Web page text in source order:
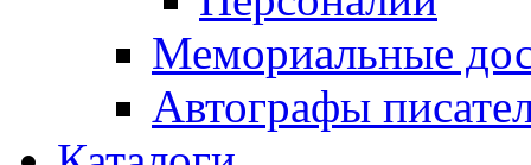
Мемориальные
Автографы